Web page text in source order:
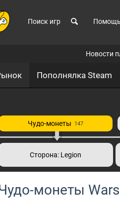
Поиск игр Помощь
Новости
Пополнялка Steam
Чудо-монеты 147
Сторона: Legion
монеты